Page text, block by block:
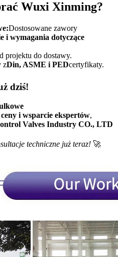
Wuxi Xinming?
Dostosowane zawory
i wymagania dotyczące
projektu do dostawy.
zDin, ASME i PEDcertyfikaty.
dziś!
i wsparcie ekspertów,
Valves Industry CO., LTD
techniczne już teraz! 🚀